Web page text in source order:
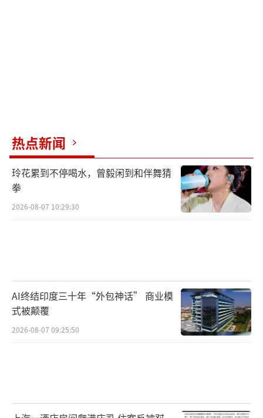
热点新闻
玲花累到不停喝水，曾毅闲到和伴舞猜
拳
2026-08-07 10:29:30
AI终结印度三十年“外包神话” 商业模
式被颠覆
2026-08-07 09:25:50